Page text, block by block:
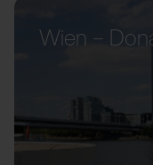
Wien –